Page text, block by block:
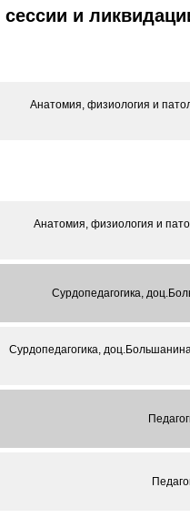
сессии и
Анатомия, физиология и
Анатомия, физиология и
Сурдопедагогика,
Сурдопедагогика,